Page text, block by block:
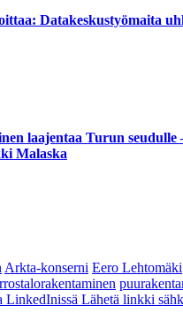
Datakeskustyömaita
laajentaa Turun seudulle
Malaska
Arkta-konserni Eero Lehtomäki
LinkedInissä Lähetä linkki